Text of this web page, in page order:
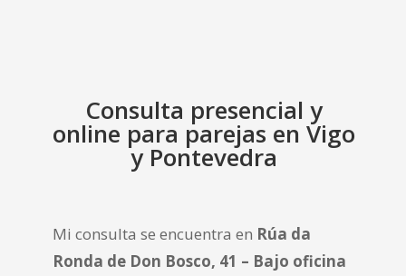
Consulta presencial y
online para parejas en Vigo
y Pontevedra
Mi consulta se encuentra en Rúa da
Ronda de Don Bosco, 41 – Bajo oficina